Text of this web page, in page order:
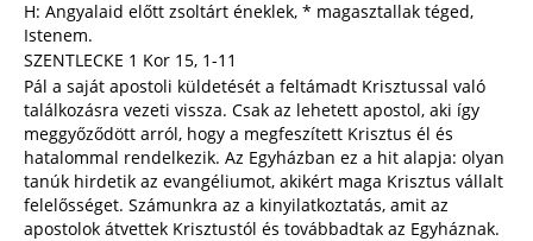
H: Angyalaid előtt zsoltárt éneklek, * magasztallak téged,
Istenem.
SZENTLECKE 1 Kor 15, 1-11
Pál a saját apostoli küldetését a feltámadt Krisztussal való
találkozásra vezeti vissza. Csak az lehetett apostol, aki így
meggyőződött arról, hogy a megfeszített Krisztus él és
hatalommal rendelkezik. Az Egyházban ez a hit alapja: olyan
tanúk hirdetik az evangéliumot, akikért maga Krisztus vállalt
felelősséget. Számunkra az a kinyilatkoztatás, amit az
apostolok átvettek Krisztustól és továbbadtak az Egyháznak.